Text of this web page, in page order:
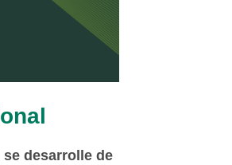
desarrolle de